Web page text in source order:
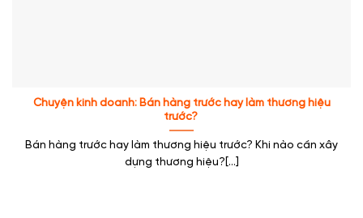
Chuyện kinh doanh: Bán hàng trước hay làm thương hiệu
trước?
Bán hàng trước hay làm thương hiệu trước? Khi nào cần xây
dựng thương hiệu?[...]